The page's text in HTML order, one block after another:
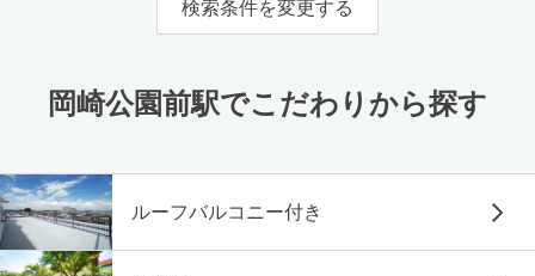
検索条件を変更する
岡崎公園前駅でこだわりから探す
ルーフバルコニー付き